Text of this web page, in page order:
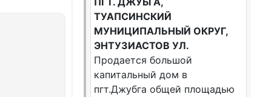
ТУАПСИНСКИЙ
МУНИЦИПАЛЬНЫЙ ОКРУГ,
ЭНТУЗИАСТОВ УЛ.
Продается большой
капитальный дом в
пгт.Джубга общей площадью